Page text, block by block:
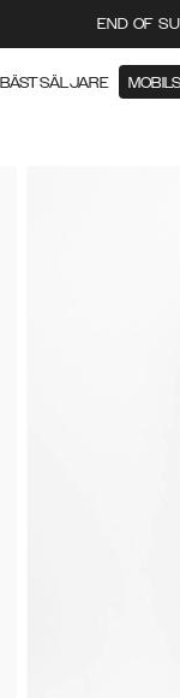
END OF
BÄSTSÄLJARE